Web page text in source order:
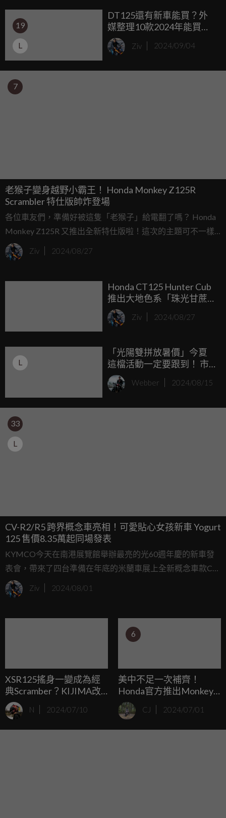
19
L
DT125還有新車能買？外
媒整理10款2024年能買到
的最老“全新車”！
Ziv 2024/09/04
7
老猴子變身越野小霸王！ Honda Monkey Z125R
Scrambler 特仕版帥炸登場
各位車友們，準備好被這隻「老猴子」給電翻了嗎？ Honda
Monkey Z125R 又推出全新特仕版啦！這次的主題可不一樣
囉，它搖身一變，成為充滿復古越野風格的 Scrambler！就算
你沒有要真的騎去越野，光是用眼睛欣賞它那帥氣的配色，
Ziv 2024/08/27
Honda CT125 Hunter Cub
推出大地色系「珠光甘蔗
米色」與「珍珠煙灰色」
泰國登場！
Ziv 2024/08/27
L
「光陽雙拼放暑價」今夏
這檔活動一定要跟到！ 市
場最低價GP125 USB都會
版「45,800」出來拚「經
125「49,800」出來拚「性
Webber 2024/08/15
33
L
CV-R2/R5 跨界概念車亮相！可愛貼心女孩新車 Yogurt
125 售價8.35萬起同場發表
KYMCO今天在南港展覽館舉辦最亮的光60週年慶的新車發
表會，帶來了四台準備在年底的米蘭車展上全新概念車款CV-
R2、CV-R5、MiG9和RevoNEX；KYMCO更在本場發表會上
邀請『李多慧』來代言KYMCO最新女孩新車「Yogurt
Ziv 2024/08/01
XSR125搖身一變成為經
典Scramber？KIJIMA改
裝XSR125街頭山道都亮
眼
N 2024/07/10
6
美中不足一次補齊！
Honda官方推出Monkey
125全新配件讓你輕鬆選
配
CJ 2024/07/01